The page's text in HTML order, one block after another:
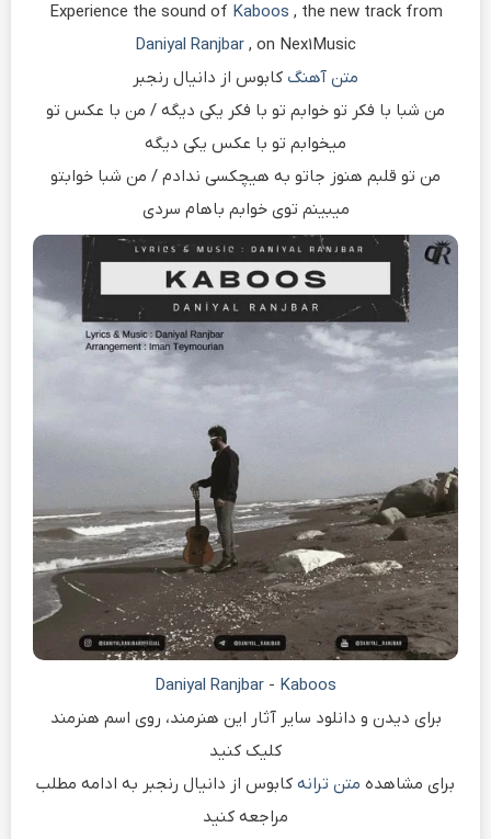
Experience the sound of Kaboos , the new track from
Daniyal Ranjbar , on Nex1Music
متن آهنگ کابوس از دانیال رنجبر
من شبا با فکر تو خوابم تو با فکر یکی دیگه / من با عکس تو
میخوابم تو با عکس یکی دیگه
من تو قلبم هنوز جاتو به هیچکسی ندادم / من شبا خوابتو
میبینم توی خوابم باهام سردی
Daniyal Ranjbar - Kaboos
برای دیدن و دانلود سایر آثار این هنرمند، روی اسم هنرمند
کلیک کنید
برای مشاهده متن ترانه کابوس از دانیال رنجبر به ادامه مطلب
مراجعه کنید